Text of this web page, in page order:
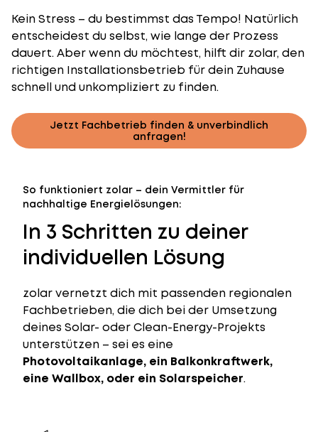
Kein Stress – du bestimmst das Tempo! Natürlich
entscheidest du selbst, wie lange der Prozess
dauert. Aber wenn du möchtest, hilft dir zolar, den
richtigen Installationsbetrieb für dein Zuhause
schnell und unkompliziert zu finden.
Jetzt Fachbetrieb finden & unverbindlich
anfragen!
So funktioniert zolar – dein Vermittler für
nachhaltige Energielösungen:
In 3 Schritten zu deiner
individuellen Lösung
zolar vernetzt dich mit passenden regionalen
Fachbetrieben, die dich bei der Umsetzung
deines Solar- oder Clean-Energy-Projekts
unterstützen – sei es eine
Photovoltaikanlage, ein Balkonkraftwerk,
eine Wallbox, oder ein Solarspeicher.